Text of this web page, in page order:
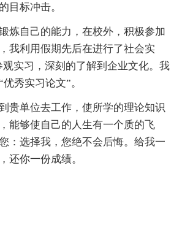
目标冲击。
炼自己的能力，在校外，积极参加
我利用假期先后在进行了社会实
实习，深刻的了解到企业文化。我
秀实习论文”。
贵单位去工作，使所学的理论知识
能够使自己的人生有一个质的飞
：选择我，您绝不会后悔。给我一
还你一份成绩。